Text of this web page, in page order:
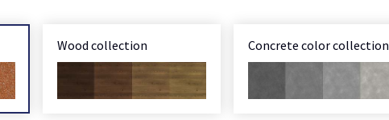
Wood collection Concrete color collection